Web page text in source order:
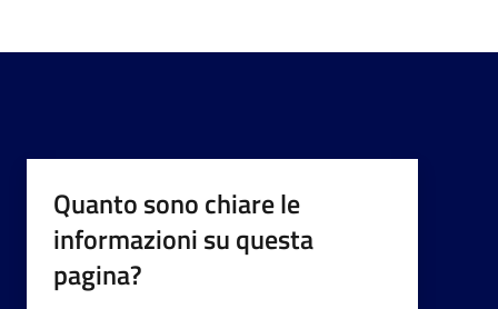
Quanto sono chiare le
informazioni su questa
pagina?